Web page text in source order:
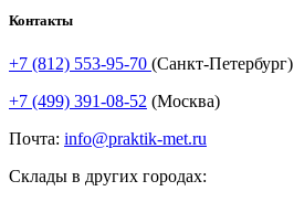
Контакты
+7 (812) 553-95-70 (Санкт-Петербург)
+7 (499) 391-08-52 (Москва)
Почта: info@praktik-met.ru
Склады в других городах: